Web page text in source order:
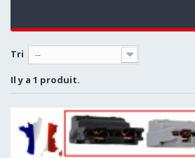
Tri --
Il y a 1 produit.